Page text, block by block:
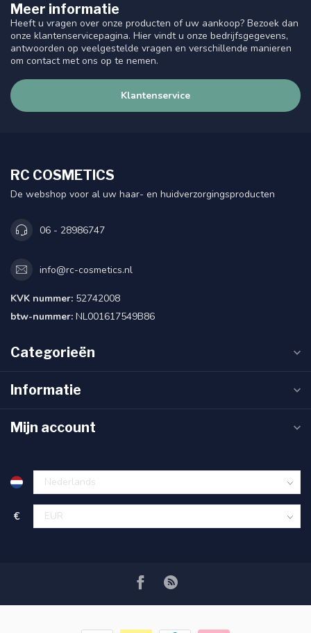
Meer informatie
Heeft u vragen over onze producten of uw aankoop? Bezoek dan
onze klantenservicepagina. Hier vindt u onze bedrijfsgegevens,
antwoorden op veelgestelde vragen en verschillende manieren
om contact met ons op te nemen.
Klantenservice
RC COSMETICS
De webshop voor al uw haar- en huidverzorgingsproducten
06 - 28986747
info@rc-cosmetics.nl
KVK nummer: 52742008
btw-nummer: NL001617549B86
Categorieën
Informatie
Mijn account
€